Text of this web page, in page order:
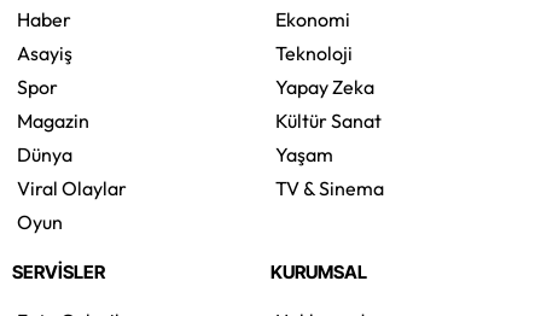
Haber
Asayiş
Spor
Magazin
Dünya
Viral Olaylar
Oyun
Ekonomi
Teknoloji
Yapay Zeka
Kültür Sanat
Yaşam
TV & Sinema
SERVİSLER KURUMSAL